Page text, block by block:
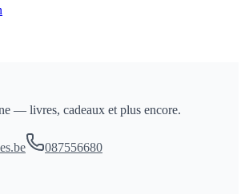
— livres, cadeaux et plus encore.
087556680